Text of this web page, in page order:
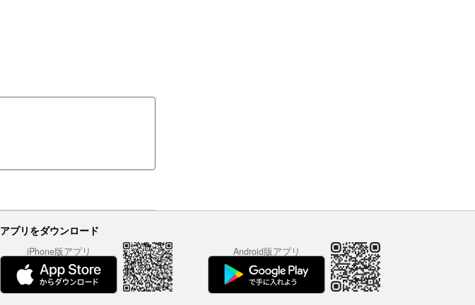
アプリをダウンロード
iPhone版アプリ Android版アプリ